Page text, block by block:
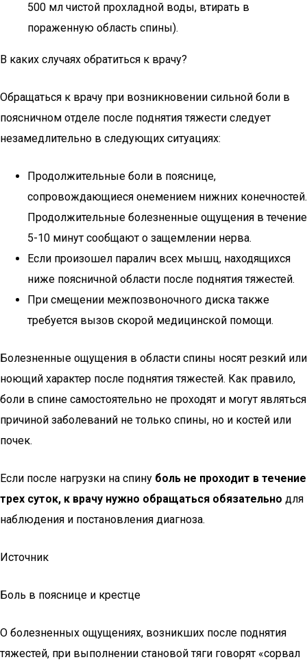
500 мл чистой прохладной воды, втирать в
пораженную область спины).
В каких случаях обратиться к врачу?
Обращаться к врачу при возникновении сильной боли в
поясничном отделе после поднятия тяжести следует
незамедлительно в следующих ситуациях:
Продолжительные боли в пояснице,
сопровождающиеся онемением нижних конечностей.
Продолжительные болезненные ощущения в течение
5-10 минут сообщают о защемлении нерва.
Если произошел паралич всех мышц, находящихся
ниже поясничной области после поднятия тяжестей.
При смещении межпозвоночного диска также
требуется вызов скорой медицинской помощи.
Болезненные ощущения в области спины носят резкий или
ноющий характер после поднятия тяжестей. Как правило,
боли в спине самостоятельно не проходят и могут являться
причиной заболеваний не только спины, но и костей или
почек.
Если после нагрузки на спину боль не проходит в течение
трех суток, к врачу нужно обращаться обязательно для
наблюдения и постановления диагноза.
Источник
Боль в пояснице и крестце
О болезненных ощущениях, возникших после поднятия
тяжестей, при выполнении становой тяги говорят «сорвал